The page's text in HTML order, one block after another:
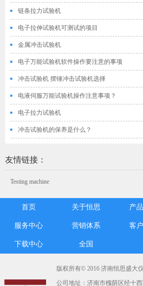
链条拉力试验机
电子拉伸试验机可测试的项目
金属冲击试验机
电子万能试验机软件操作要注意的事项
冲击试验机 摆锤冲击试验机选择
电液伺服万能试验机操作注意事项？
电子拉力试验机
冲击试验机的保养是什么？
友情链接：
Testing machine
首页 关于恒思 产
服务中心 营销体系 客
下载中心 全国
版权所有© 2016 济南恒思盛大
公司地址：济南市槐荫区经十西